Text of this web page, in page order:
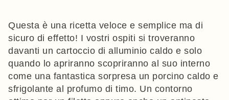
Questa è una ricetta veloce e semplice ma di
sicuro di effetto! I vostri ospiti si troveranno
davanti un cartoccio di alluminio caldo e solo
quando lo apriranno scopriranno al suo interno
come una fantastica sorpresa un porcino caldo e
sfrigolante al profumo di timo. Un contorno